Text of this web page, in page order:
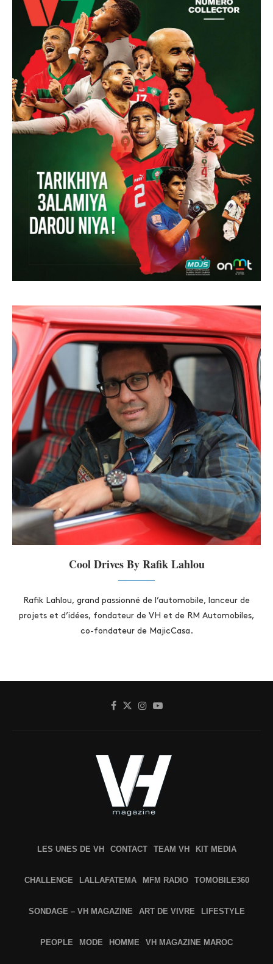
Cool Drives By Rafik Lahlou
Rafik Lahlou, grand passionné de l’automobile, lanceur de
projets et d’idées, fondateur de VH et de RM Automobiles,
co-fondateur de MajicCasa.
LES UNES DE VH CONTACT TEAM VH KIT MEDIA
CHALLENGE LALLAFATEMA MFM RADIO TOMOBILE360
SONDAGE – VH MAGAZINE ART DE VIVRE LIFESTYLE
PEOPLE MODE HOMME VH MAGAZINE MAROC